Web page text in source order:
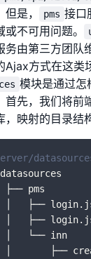
是，
pms 接口
不可用问题。
务由第三方团队
Ajax方式在这类
模块是通过怎
首先，我们将前
映射的目录结
├── pms
│   ├──
│   ├──
│   └── inn
│       ├──